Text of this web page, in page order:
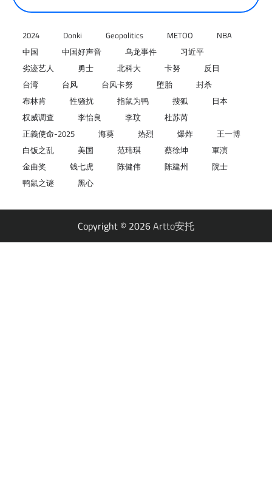
2024 Donki Geopolitics METOO
NBA
中国
中国好声音 乌龙事件
习近平
劣迹艺人
勇士 北科大 卡努
反日
台湾
台风 台风卡努 堕胎
封杀
布林肯
性骚扰 指鼠为鸭 搜狐
日本
权威调查
李怡良 李玟
杜苏芮
正義使命-2025
海葵 热烈 爆炸
王一博
白饭之乱
美国 范玮琪 蔡徐坤
軍演
金曲奖
钱七虎 陈健伟 陈建州
院士
鸭鼠之谜
黑心
Copyright © 2026Artto安托